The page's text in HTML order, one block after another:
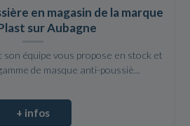
en magasin de la marque
sur Aubagne
équipe vous propose en stock et
de masque anti-poussiè...
+ infos